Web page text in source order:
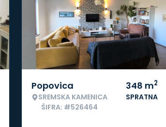
Popovica
SREMSKA KAMENICA
ŠIFRA: #526464
348 m2
SPRATNA